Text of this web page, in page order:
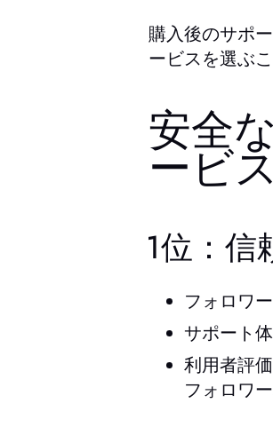
購入後のサポ
ービスを選ぶこ
安全
ービ
1位：信
フォロワ
サポート
利用者
フォロワ